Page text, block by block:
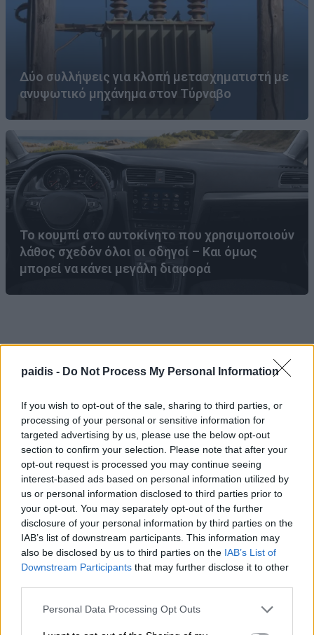
paidis - Do Not Process My Personal Information
If you wish to opt-out of the sale, sharing to third parties, or
processing of your personal or sensitive information for
targeted advertising by us, please use the below opt-out
section to confirm your selection. Please note that after your
opt-out request is processed you may continue seeing
interest-based ads based on personal information utilized by
us or personal information disclosed to third parties prior to
your opt-out. You may separately opt-out of the further
disclosure of your personal information by third parties on the
IAB’s list of downstream participants. This information may
also be disclosed by us to third parties on the IAB’s List of
Downstream Participants that may further disclose it to other
Personal Data Processing Opt Outs
Δύο συλλήψεις για κλοπή μετασχηματιστή με
ανυψωτικό μηχάνημα στον Τύρναβο
Το κουμπί στο αυτοκίνητο που χρησιμοποιούν
λάθος σχεδόν όλοι οι οδηγοί – Και όμως
μπορεί να κάνει μεγάλη διαφορά